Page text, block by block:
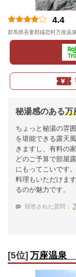
4.4
群馬県吾妻郡嬬恋村万座温
秘湯感のある万
ちょっと秘湯の雰
を堪能できる露天
きますし、有料の
どのご予算で部屋
にもってこいです
料理もいただけま
るのが魅力です。
回答された質問：
[5位]万座温泉